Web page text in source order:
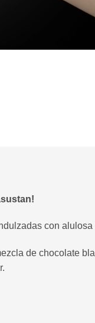
con
de chocolate